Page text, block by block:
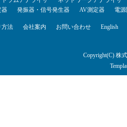
器 発振器・信号発生器 AV測定器 電
方法 会社案内 お問い合わせ English
Copyright(C) 株